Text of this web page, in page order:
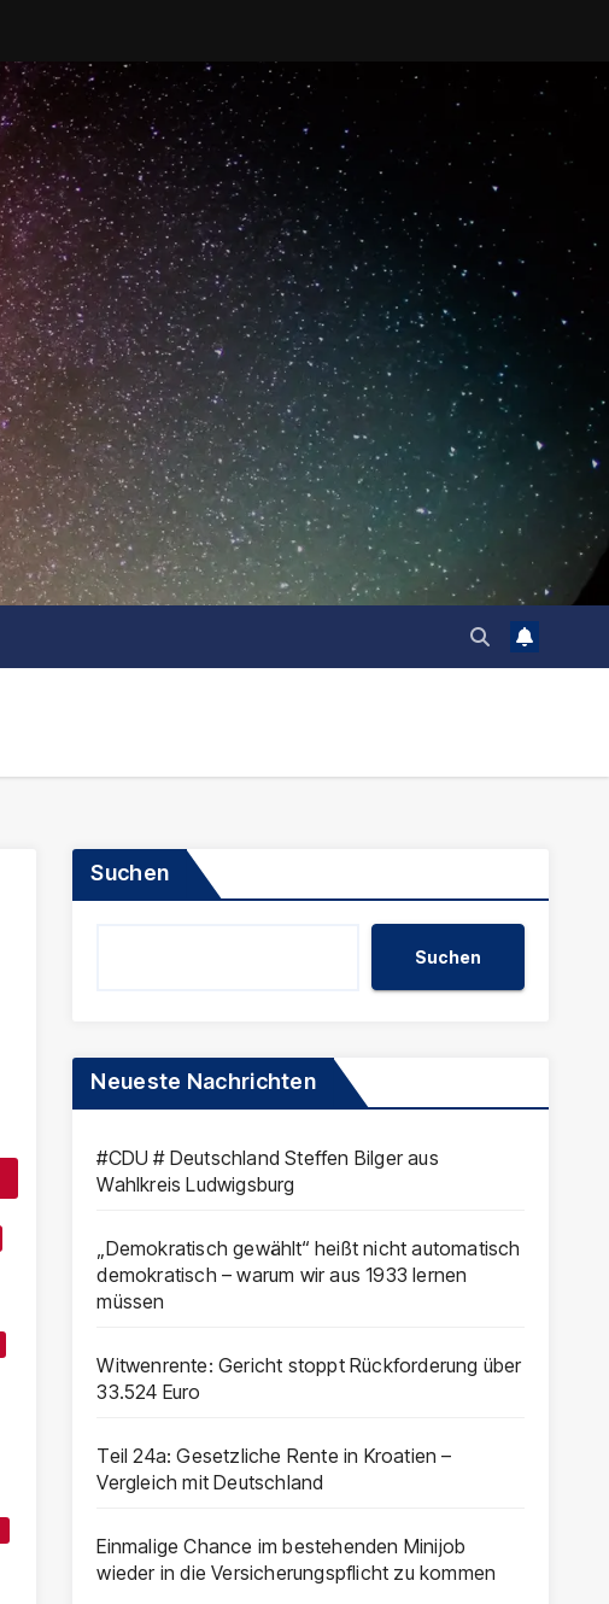
Suchen
Suchen
Neueste Nachrichten
#CDU # Deutschland Steffen Bilger aus
Wahlkreis Ludwigsburg
„Demokratisch gewählt“ heißt nicht automatisch
demokratisch – warum wir aus 1933 lernen
müssen
Witwenrente: Gericht stoppt Rückforderung über
33.524 Euro
Teil 24a: Gesetzliche Rente in Kroatien –
Vergleich mit Deutschland
Einmalige Chance im bestehenden Minijob
wieder in die Versicherungspflicht zu kommen